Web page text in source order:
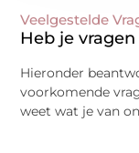
Veelgestelde
Heb je
Hieronder
voorkomende
weet wat je van